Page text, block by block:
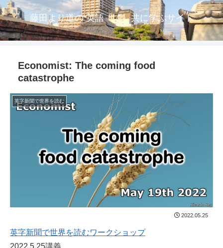
藤田より道の 英語「で」共に学ぶサイト
Economist: The coming food
catastrophe
英字新聞で世界を読む
2022.05.25
英字新聞で世界を読むワークショップ